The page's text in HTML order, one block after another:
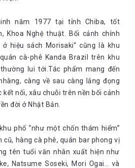
năm 1977 tại tỉnh Chiba, tốt
Khoa Nghệ thuật. Bối cảnh chính
hiệu sách Morisaki” cũng là khu
cà-phê Kanda Brazil trên khu
lui tới.Tác phẩm mang đến
càng về sau càng lắng đọng
kết nối, xâu chuỗi trên nền bối cảnh
đời ở Nhật Bản.
phố “như một chốn thám hiểm”
cũ, hàng cà phê, quán bar phong vị
tên tuổi văn nhân xuất hiện như
Natsume Soseki, Mori Ogai… và